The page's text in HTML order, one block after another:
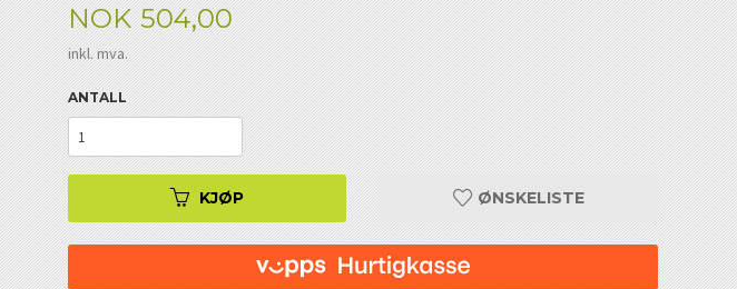
Pris
NOK 504,00
inkl. mva.
ANTALL
KJØP ØNSKELISTE